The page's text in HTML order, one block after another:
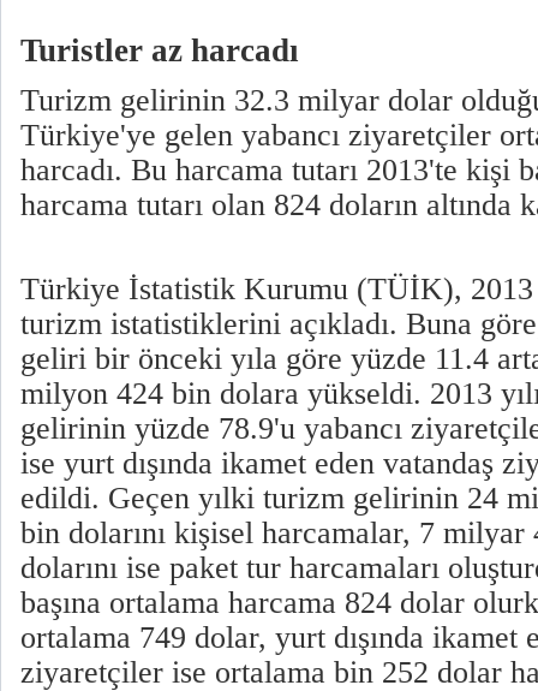
Turistler az harcadı
Turizm gelirinin 32.3 milyar dolar
Türkiye'ye gelen yabancı ziyaretçiler
harcadı. Bu harcama tutarı 2013'te kişi
harcama tutarı olan 824 doların altında
Türkiye İstatistik Kurumu (TÜİK), 2013
turizm istatistiklerini açıkladı. Buna
geliri bir önceki yıla göre yüzde 11.4
milyon 424 bin dolara yükseldi. 2013
gelirinin yüzde 78.9'u yabancı
ise yurt dışında ikamet eden vatandaş
edildi. Geçen yılki turizm gelirinin 24
bin dolarını kişisel harcamalar, 7
dolarını ise paket tur harcamaları
başına ortalama harcama 824 dolar
ortalama 749 dolar, yurt dışında ikamet
ziyaretçiler ise ortalama bin 252 dolar